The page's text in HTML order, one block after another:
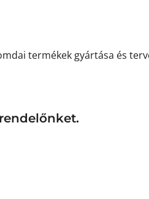
termékek gyártása és